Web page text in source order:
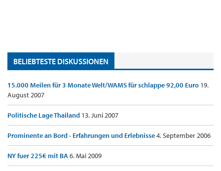
BELIEBTESTE DISKUSSIONEN
15.000 Meilen für 3 Monate Welt/WAMS für schlappe 92,00 Euro 19.
August 2007
Politische Lage Thailand 13. Juni 2007
Prominente an Bord - Erfahrungen und Erlebnisse4. September 2006
NY fuer 225€ mit BA6. Mai 2009